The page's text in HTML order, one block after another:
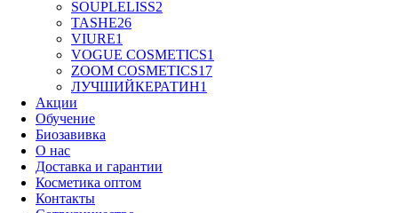
SOUPLELISS2
TASHE26
VIURE1
VOGUE COSMETICS1
ZOOM COSMETICS17
ЛУЧШИЙКЕРАТИН1
Акции
Обучение
Биозавивка
О нас
Доставка и гарантии
Косметика оптом
Контакты